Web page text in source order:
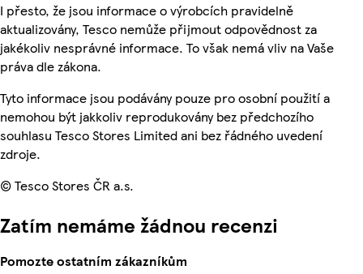
I přesto, že jsou informace o výrobcích pravidelně
aktualizovány, Tesco nemůže přijmout odpovědnost za
jakékoliv nesprávné informace. To však nemá vliv na Vaše
práva dle zákona.
Tyto informace jsou podávány pouze pro osobní použití a
nemohou být jakkoliv reprodukovány bez předchozího
souhlasu Tesco Stores Limited ani bez řádného uvedení
zdroje.
© Tesco Stores ČR a.s.
Zatím nemáme žádnou recenzi
Pomozte ostatním zákazníkům